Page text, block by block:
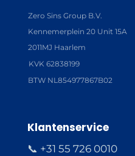
Zero Sins Group B.V.
Kennemerplein 20 Unit 15A
2011MJ Haarlem
KVK 62838199
BTW NL854977867B02
Klantenservice
📞 +31 55 726 0010